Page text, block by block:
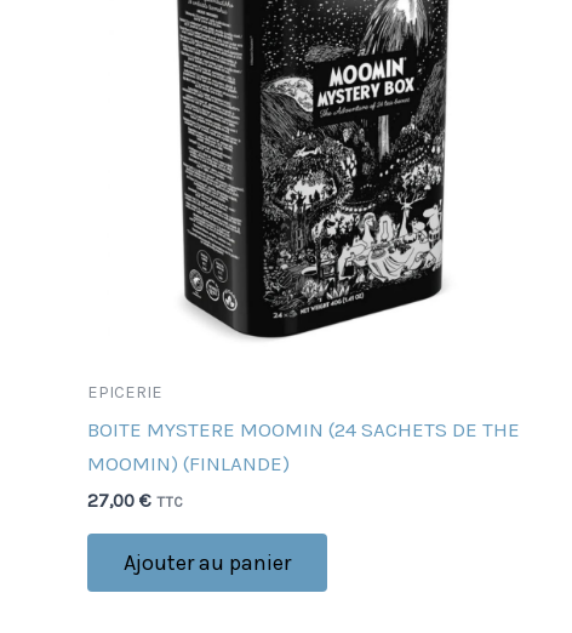
EPICERIE
BOITE MYSTERE MOOMIN (24 SACHETS DE THE
MOOMIN) (FINLANDE)
27,00 € TTC
Ajouter au panier